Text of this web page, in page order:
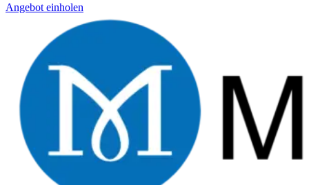
Angebot einholen